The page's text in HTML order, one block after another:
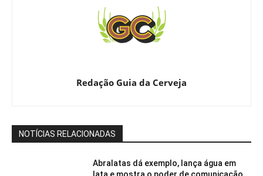
Redação Guia da Cerveja
NOTÍCIAS RELACIONADAS
Abralatas dá exemplo, lança água em